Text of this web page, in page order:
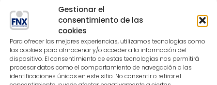
Gestionar el
consentimiento de las
cookies
Para ofrecer las mejores experiencias, utilizamos tecnologías como
las cookies para almacenar y/o acceder a la información del
dispositivo. El consentimiento de estas tecnologías nos permitirá
procesar datos como el comportamiento de navegación o las
identificaciones únicas en este sitio. No consentir o retirar el
COLABORACIÓN